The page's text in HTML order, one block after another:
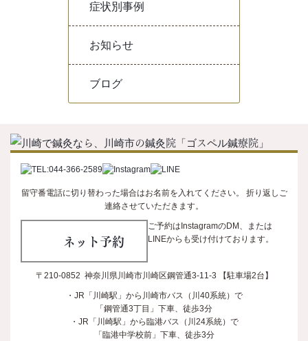
症状別事例
お知らせ
ブログ
留守番電話に切り替わった場合はお名前を入れてください。 折り返しご
連絡させていただきます。
ネット予約
ご予約はInstagramのDM、または
LINEからも受け付けております。
〒210-0852 神奈川県川崎市川崎区鋼管通3-11-3 【駐車場2台】
・JR「川崎駅」から川崎市バス（川40系統）で
「鋼管通3丁目」下車、徒歩3分
・JR「川崎駅」から臨港バス（川24系統）で
「臨港中学校前」下車、徒歩3分